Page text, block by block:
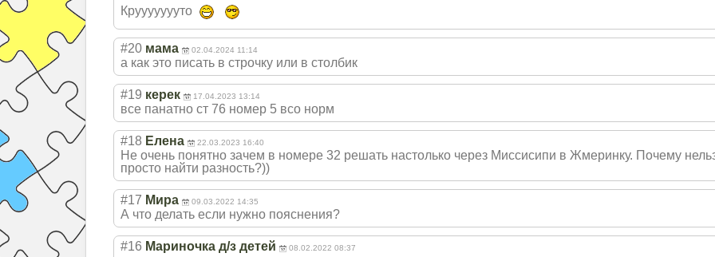
Круууууууто
#20 мама 02.04.2024 11:14
а как это писать в строчку или в столбик
#19 керек 17.04.2023 13:14
все панатно ст 76 номер 5 всо норм
#18 Елена 22.03.2023 16:40
Не очень понятно зачем в номере 32 решать настолько через Миссисипи в Жмеринку. Почему
просто найти разность?))
#17 Мира 09.03.2022 14:35
А что делать если нужно пояснения?
#16 Мариночка д/з детей 08.02.2022 08:37